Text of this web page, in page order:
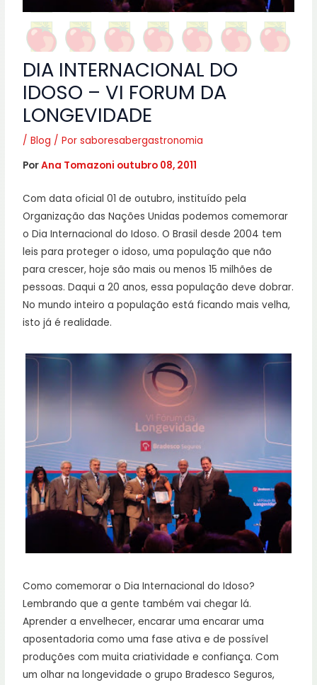
DIA INTERNACIONAL DO
IDOSO – VI FORUM DA
LONGEVIDADE
/Blog / Porsaboresabergastronomia
PorAna Tomazoni outubro 08, 2011
Com data oficial 01 de outubro, instituído pela
Organização das Nações Unidas podemos comemorar
o Dia Internacional do Idoso. O Brasil desde 2004 tem
leis para proteger o idoso, uma população que não
para crescer, hoje são mais ou menos 15 milhões de
pessoas. Daqui a 20 anos, essa população deve dobrar.
No mundo inteiro a população está ficando mais velha,
isto já é realidade.
Como comemorar o Dia Internacional do Idoso?
Lembrando que a gente também vai chegar lá.
Aprender a envelhecer, encarar uma encarar uma
aposentadoria como uma fase ativa e de possível
produções com muita criatividade e confiança. Com
um olhar na longevidade o grupo Bradesco Seguros,